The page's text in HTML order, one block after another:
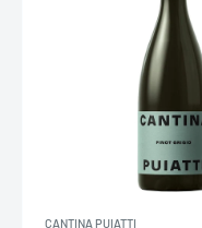
CANTINA PUIATTI